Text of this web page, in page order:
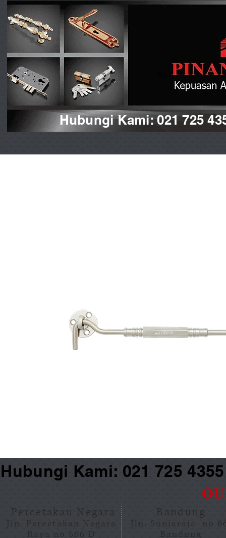
Hubungi Kami: 021 725
Kami: 021 725
Percetakan Negara
Jln. Percetakan Negara
Raya no 566 D
Bandung
Jln. Suniaraja no
Bandung